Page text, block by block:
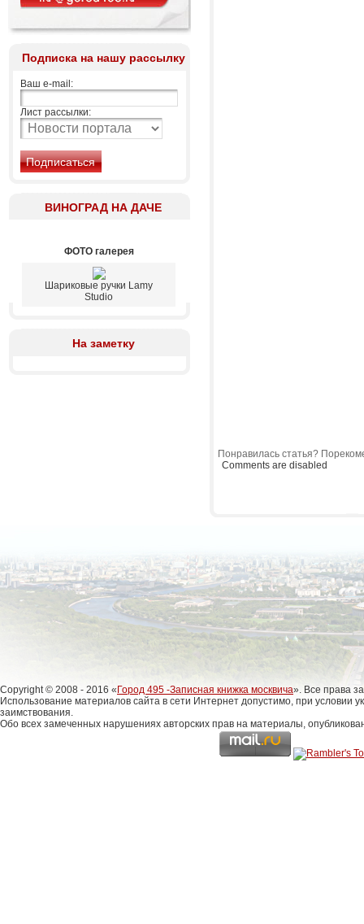
Подписка на нашу рассылку
Ваш e-mail:
Лист рассылки:
ВИНОГРАД НА ДАЧЕ
ФОТО галерея
Шариковые ручки Lamy
Studio
На заметку
Понравилась статья?
Comments are disabled
Copyright © 2008 - 2016 « Город 495 -Записная книжка москвича». Все права
Использование материалов сайта в сети Интернет допустимо, при условии
заимствования.
Обо всех замеченных нарушениях авторских прав на материалы,